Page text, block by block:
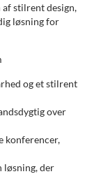
stilrent design,
løsning for
og et stilrent
over
konferencer,
løsning, der